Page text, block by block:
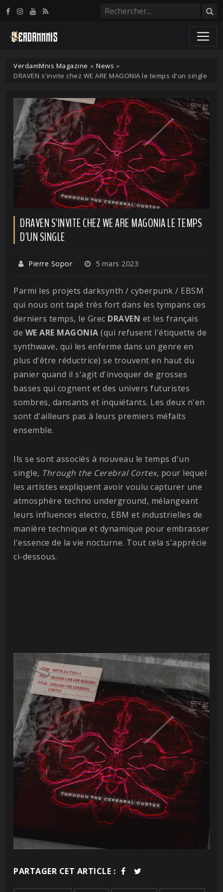
VerdamMnis Magazine » News »
DRAVEN s'invite chez WE ARE MAGONIA le temps d'un single
DRAVEN S'INVITE CHEZ WE ARE MAGONIA LE TEMPS
D'UN SINGLE
Pierre Sopor 5 mars 2023
Parmi les projets darksynth / cyberpunk / EBSM
qui nous ont tapé très fort dans les tympans ces
derniers temps, le Grec DRAVEN et les français
de WE ARE MAGONIA (qui refusent l'étiquette de
synthwave, qui les enferme dans un genre en
plus d'être réductrice) se trouvent en haut du
panier quand il s'agit d'invoquer de grosses
basses qui cognent et des univers futuristes
sombres, dansants et inquiétants. Les deux n'en
sont d'ailleurs pas à leurs premiers méfaits
ensemble.
Ils se sont associés à nouveau le temps d'un
single, Through the Cerebral Cortex, pour lequel
les artistes expliquent avoir voulu capturer une
atmosphère techno underground, mélangeant
leurs influences electro, EBM et industrielles de
manière technique et dynamique pour embrasser
l'essence de la vie nocturne. Tout cela s'apprécie
ci-dessous.
PARTAGER CET ARTICLE :
Panneau de gestion des cookies